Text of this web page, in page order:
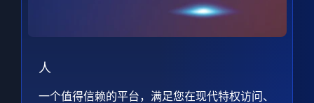
人
一个值得信赖的平台，满足您在现代特权访问、